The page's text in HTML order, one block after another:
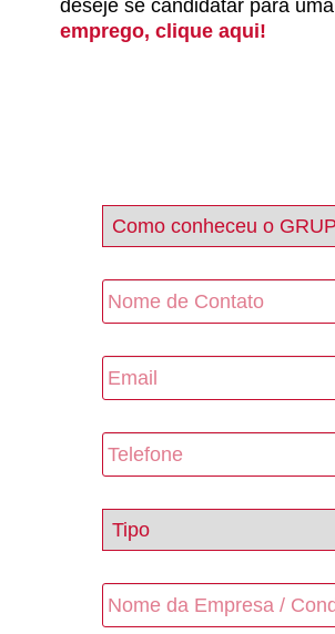
deseje se candidatar para uma
emprego, clique aqui!